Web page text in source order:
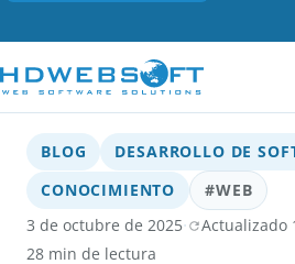
BLOG
DESARROLLO DE
CONOCIMIENTO
#WEB
3 de octubre de 2025· Actualizado
28 min de lectura